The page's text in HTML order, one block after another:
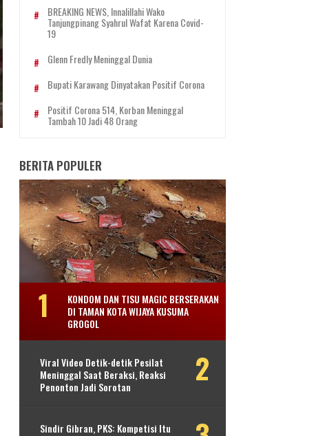
BREAKING NEWS, Innalillahi Wako
Tanjungpinang Syahrul Wafat Karena Covid-
19
Glenn Fredly Meninggal Dunia
Bupati Karawang Dinyatakan Positif Corona
Positif Corona 514, Korban Meninggal
Tambah 10 Jadi 48 Orang
BERITA POPULER
KONDOM DAN TISU MAGIC BERSERAKAN
DI TAMAN KOTA WIJAYA KUSUMA
GROGOL
Viral Video Detik-detik Pesilat
Meninggal Saat Beraksi, Reaksi
Penonton Jadi Sorotan
Sindir Gibran, PKS: Kompetisi Itu